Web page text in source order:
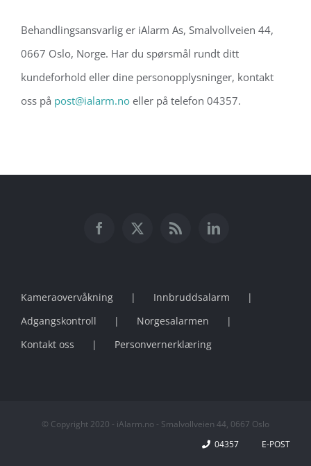
Behandlingsansvarlig er iAlarm As, Smalvollveien 44,
0667 Oslo, Norge. Har du spørsmål rundt ditt
kundeforhold eller dine personopplysninger, kontakt
oss på post@ialarm.noeller på telefon 04357.
Kameraovervåkning
Innbruddsalarm
Adgangskontroll
Norgesalarmen
Kontakt oss
Personvernerklæring
© Copyright 2020 - iAlarm.no - Smalvollveien 44, 0667 Oslo
04357
E-POST